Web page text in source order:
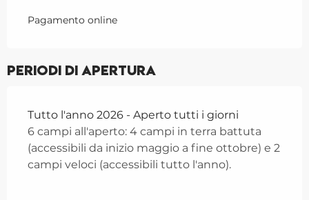
Pagamento online
Periodi di apertura
Tutto l'anno 2026 - Aperto tutti i giorni
6 campi all'aperto: 4 campi in terra battuta
(accessibili da inizio maggio a fine ottobre) e 2
campi veloci (accessibili tutto l'anno).